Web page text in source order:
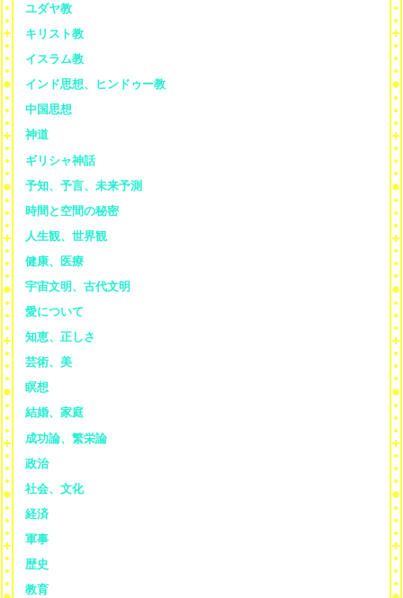
ユダヤ教
キリスト教
イスラム教
インド思想、ヒンドゥー教
中国思想
神道
ギリシャ神話
予知、予言、未来予測
時間と空間の秘密
人生観、世界観
健康、医療
宇宙文明、古代文明
愛について
知恵、正しさ
芸術、美
瞑想
結婚、家庭
成功論、繁栄論
政治
社会、文化
経済
軍事
歴史
教育